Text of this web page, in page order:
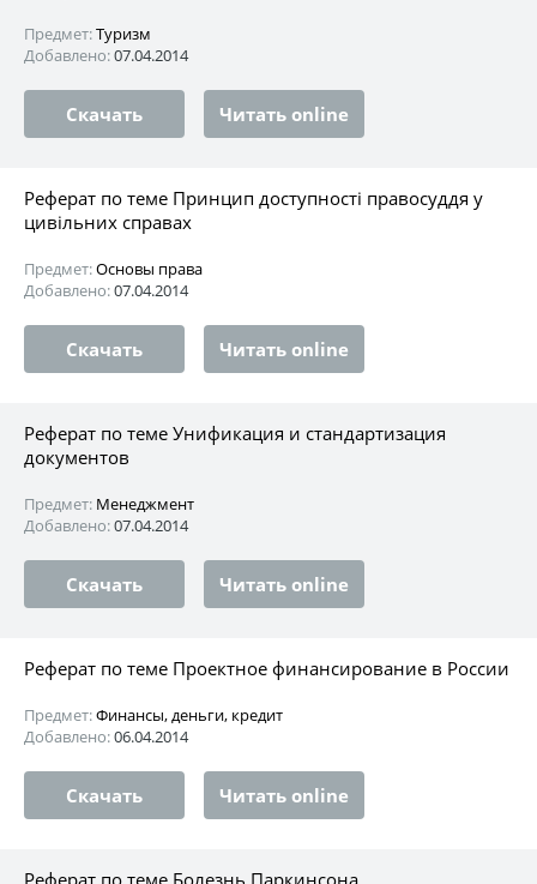
Предмет:Туризм
Добавлено:07.04.2014
Скачать Читать online
Реферат по теме Принцип доступності правосуддя у
цивільних справах
Предмет:Основы права
Добавлено:07.04.2014
Скачать Читать online
Реферат по теме Унификация и стандартизация
документов
Предмет: Менеджмент
Добавлено:07.04.2014
Скачать Читать online
Реферат по теме Проектное финансирование в России
Предмет:Финансы, деньги, кредит
Добавлено:06.04.2014
Скачать Читать online
Реферат по теме Болезнь Паркинсона